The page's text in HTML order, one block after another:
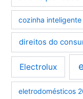
cozinha inteligente
direitos do
Electrolux
eletrodomésticos